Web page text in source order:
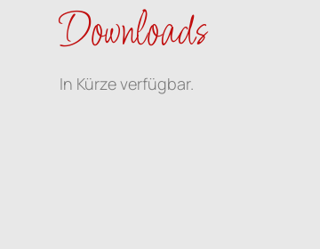
Downloads
In Kürze verfügbar.